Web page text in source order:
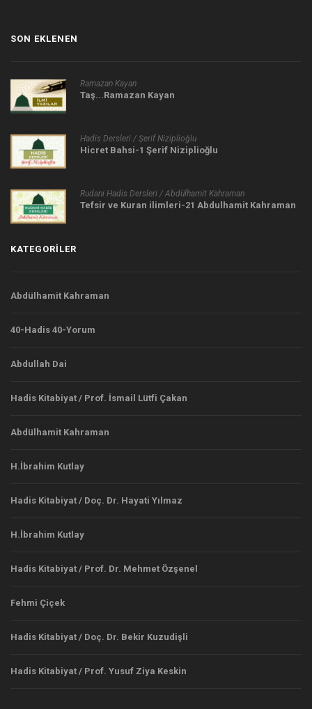
SON EKLENEN
Ramazan Kayan
Taş...Ramazan Kayan
Hadis Dersleri / Şerif Niziplioğlu
Hicret Bahsi-1 Şerif Niziplioğlu
Rudani Hadis Dersleri / Abdülhamit Kahraman
Tefsir ve Kuran ilimleri-21 Abdulhamit Kahraman
KATEGORILER
Abdülhamit Kahraman
40-Hadis 40-Yorum
Abdullah Dai
Hadis Kitabiyat / Prof. İsmail Lütfi Çakan
Abdülhamit Kahraman
H.İbrahim Kutlay
Hadis Kitabiyat / Doç. Dr. Hayati Yılmaz
H.İbrahim Kutlay
Hadis Kitabiyat / Prof. Dr. Mehmet Özşenel
Fehmi Çiçek
Hadis Kitabiyat / Doç. Dr. Bekir Kuzudişli
Hadis Kitabiyat / Prof. Yusuf Ziya Keskin